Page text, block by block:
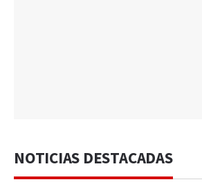
NOTICIAS DESTACADAS